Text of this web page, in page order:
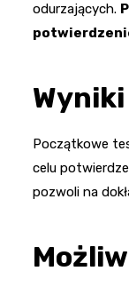
odurzających.
Początkowe
celu
pozwoli na